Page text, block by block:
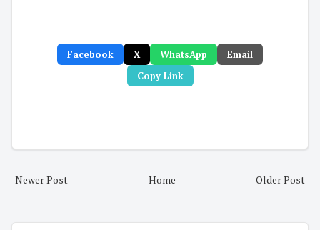
Facebook X WhatsApp
Email
Copy Link
Newer Post Older Post
Home